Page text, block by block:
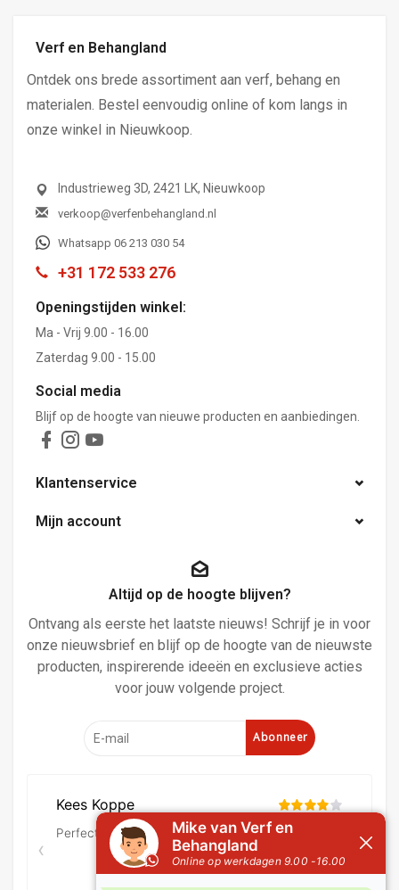
Verf en Behangland
Ontdek ons brede assortiment aan verf, behang en
materialen. Bestel eenvoudig online of kom langs in
onze winkel in Nieuwkoop.
Industrieweg 3D, 2421 LK, Nieuwkoop
verkoop@verfenbehangland.nl
Whatsapp 06 213 030 54
+31 172 533 276
Openingstijden winkel:
Ma - Vrij 9.00 - 16.00
Zaterdag 9.00 - 15.00
Social media
Blijf op de hoogte van nieuwe producten en aanbiedingen.
Klantenservice
Mijn account
Altijd op de hoogte blijven?
Ontvang als eerste het laatste nieuws! Schrijf je in voor
onze nieuwsbrief en blijf op de hoogte van de nieuwste
producten, inspirerende ideeën en exclusieve acties
voor jouw volgende project.
Abonneer